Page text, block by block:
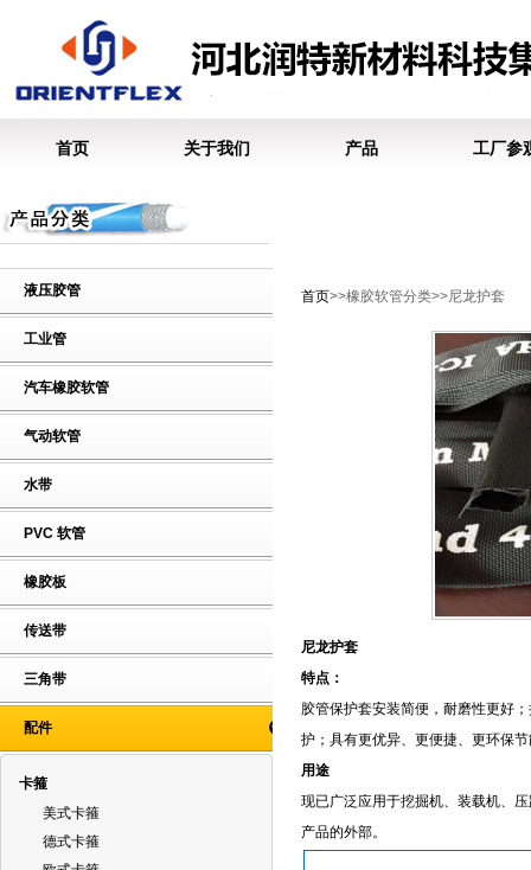
首页 关于我们 产品 工厂参
液压胶管
工业管
汽车橡胶软管
气动软管
水带
PVC 软管
橡胶板
传送带
三角带
配件
卡箍
美式卡箍
德式卡箍
首页>>橡胶软管分类>>尼龙护套
尼龙护套
特点：
胶管保护套安装简便，耐磨性更好
护；具有更优异、更便捷、更环保
用途
现已广泛应用于挖掘机、装载机、
产品的外部。